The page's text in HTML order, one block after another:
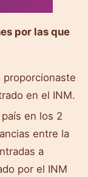
por las que
proporcionaste
en el INM.
en los 2
entre la
a
por el INM